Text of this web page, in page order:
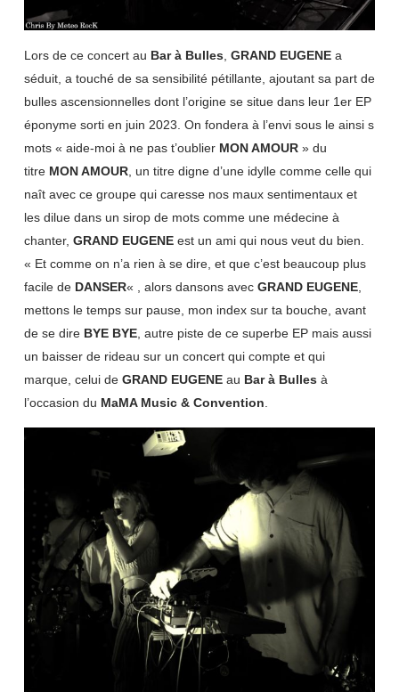
Lors de ce concert au Bar à Bulles, GRAND EUGENEa
séduit, a touché de sa sensibilité pétillante, ajoutant sa part de
bulles ascensionnelles dont l’origine se situe dans leur 1er EP
éponyme sorti en juin 2023. On fondera à l’envi sous le ainsi s
mots « aide-moi à ne pas t’oublier MON AMOUR» du
titre MON AMOUR, un titre digne d’une idylle comme celle qui
naît avec ce groupe qui caresse nos maux sentimentaux et
les dilue dans un sirop de mots comme une médecine à
chanter, GRAND EUGENEest un ami qui nous veut du bien.
« Et comme on n’a rien à se dire, et que c’est beaucoup plus
facile de DANSER« , alors dansons avec GRAND EUGENE,
mettons le temps sur pause, mon index sur ta bouche, avant
de se dire BYE BYE, autre piste de ce superbe EP mais aussi
un baisser de rideau sur un concert qui compte et qui
marque, celui de GRAND EUGENEau Bar à Bulles à
l’occasion du MaMA Music & Convention.